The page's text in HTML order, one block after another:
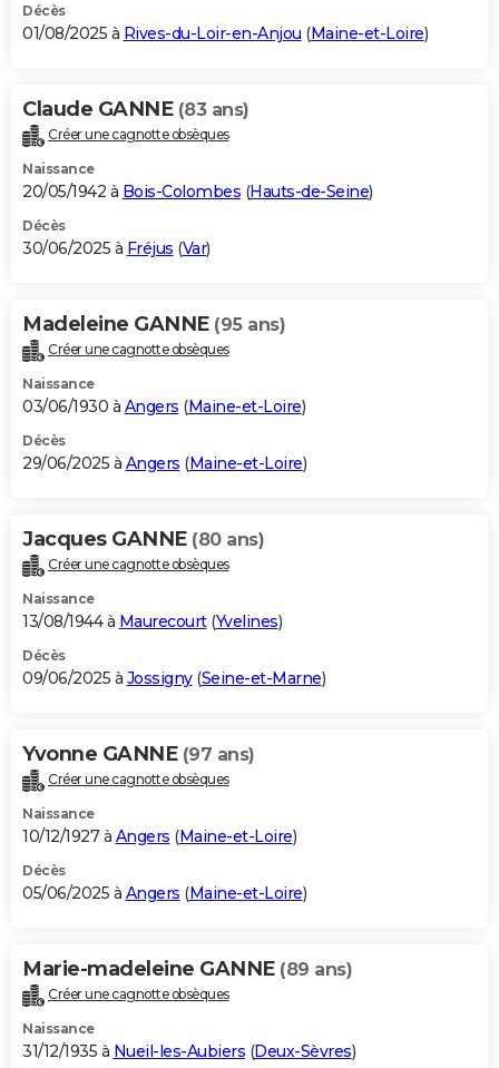
Décès
01/08/2025 à Rives-du-Loir-en-Anjou (Maine-et-Loire)
Claude GANNE (83 ans)
Créer une cagnotte obsèques
Naissance
20/05/1942 à Bois-Colombes (Hauts-de-Seine)
Décès
30/06/2025 à Fréjus (Var)
Madeleine GANNE (95 ans)
Créer une cagnotte obsèques
Naissance
03/06/1930 à Angers (Maine-et-Loire)
Décès
29/06/2025 à Angers (Maine-et-Loire)
Jacques GANNE (80 ans)
Créer une cagnotte obsèques
Naissance
13/08/1944 à Maurecourt(Yvelines)
Décès
09/06/2025 à Jossigny(Seine-et-Marne)
Yvonne GANNE (97 ans)
Créer une cagnotte obsèques
Naissance
10/12/1927 à Angers (Maine-et-Loire)
Décès
05/06/2025 à Angers (Maine-et-Loire)
Marie-madeleine GANNE (89 ans)
Créer une cagnotte obsèques
Naissance
31/12/1935 à Nueil-les-Aubiers (Deux-Sèvres)